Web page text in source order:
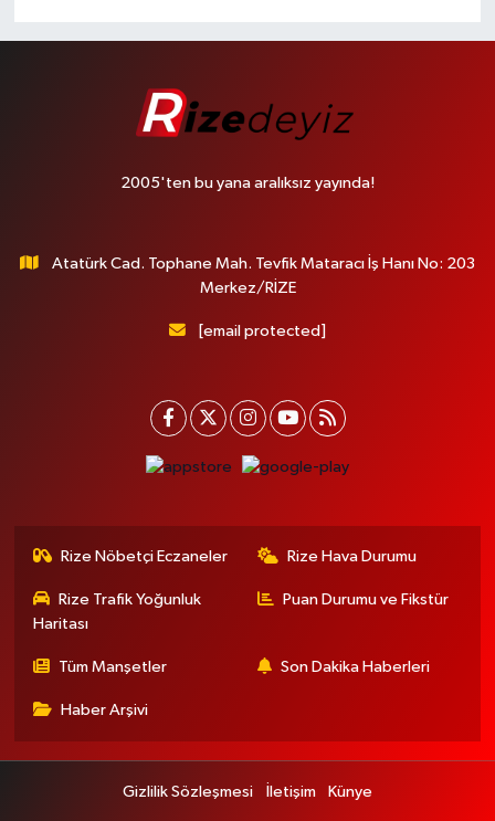
2005'ten bu yana aralıksız yayında!
Atatürk Cad. Tophane Mah. Tevfik Mataracı İş Hanı No: 203
Merkez/RİZE
[email protected]
Rize Nöbetçi Eczaneler Rize Hava Durumu
Rize Trafik Yoğunluk
Haritası
Puan Durumu ve Fikstür
Tüm Manşetler Son Dakika Haberleri
Haber Arşivi
Gizlilik Sözleşmesi İletişim Künye